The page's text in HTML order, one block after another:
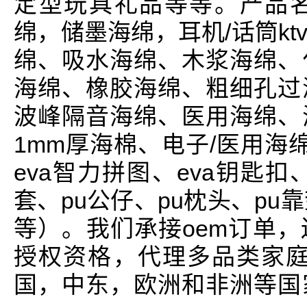
绵，储墨海绵，耳机/话筒
绵、吸水海绵、木浆海绵
海绵、橡胶海绵、粗细孔
波峰隔音海绵、医用海绵
1mm厚海棉、电子/医用海
eva智力拼图、eva钥匙扣
套、pu公仔、pu枕头、pu
等）。我们承接oem订单
授权资格，代理多品类家
国，中东，欧洲和非洲等